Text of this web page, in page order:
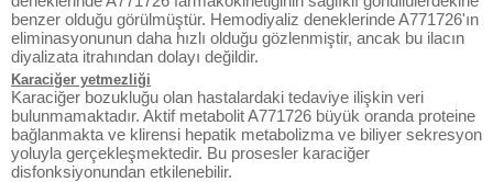
benzer olduğu görülmüştür. Hemodiyaliz deneklerinde A771726'ın
eliminasyonunun daha hızlı olduğu gözlenmiştir, ancak bu ilacın
diyalizata itrahından dolayı değildir.
Karaciğer yetmezliği
Karaciğer bozukluğu olan hastalardaki tedaviye ilişkin veri
bulunmamaktadır. Aktif metabolit A771726 büyük oranda proteine
bağlanmakta ve klirensi hepatik metabolizma ve biliyer sekresyon
yoluyla gerçekleşmektedir. Bu prosesler karaciğer
disfonksiyonundan etkilenebilir.